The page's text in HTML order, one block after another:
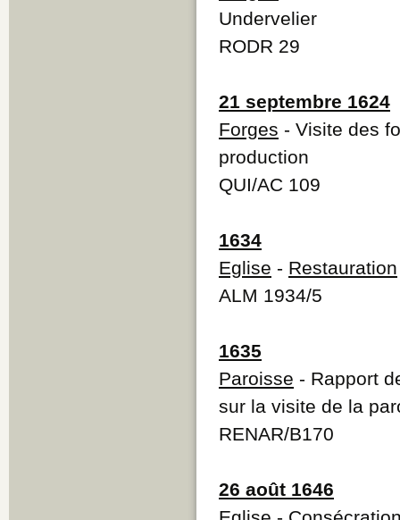
Undervelier
RODR 29
21 septembre 1624
Forges - Visite des
production
QUI/AC 109
1634
Eglise - Restauration
ALM 1934/5
1635
Paroisse - Rapport
sur la visite de la
RENAR/B170
26 août 1646